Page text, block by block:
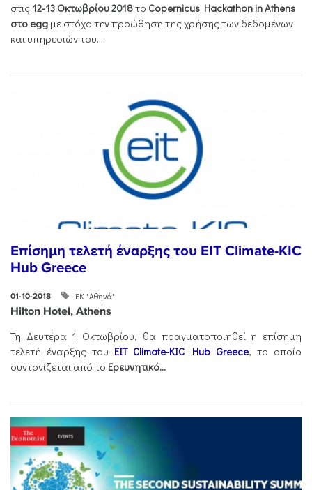
στις 12-13 Οκτωβρίου 2018το Copernicus Hackathon in Athens
στο egg με στόχο την προώθηση της χρήσης των δεδομένων
και υπηρεσιών του...
Επίσημη τελετή έναρξης του EIT Climate-KIC
Hub Greece
01-10-2018 ΕΚ "Αθηνά"
Hilton Hotel, Athens
Τη Δευτέρα 1 Οκτωβρίου, θα πραγματοποιηθεί η επίσημη
τελετή έναρξης του EIT Climate-KIC Hub Greece, το οποίο
συντονίζεται από το Ερευνητικό...